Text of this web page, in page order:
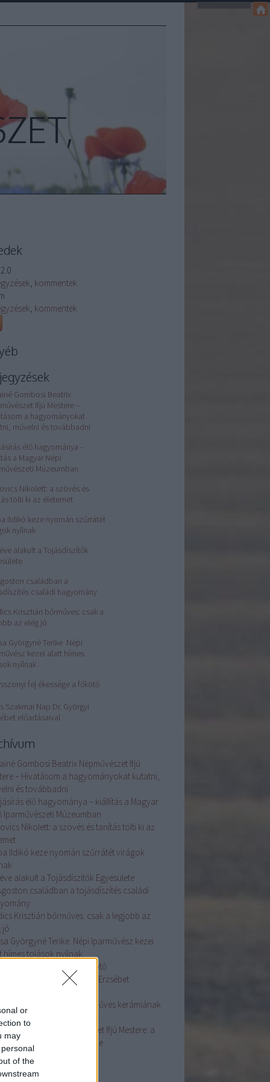
or
to
may
of the
, kommentek
, kommentek
Gombosi Beatrix
Ifjú Mestere –
a hagyományokat
művelni és továbbadni
élő hagyománya –
a Magyar Népi
Múzeumban
Nikolett: a szövés és
tölti ki az életemet
Ildikó keze nyomán szűrrátét
nyílnak
alakult a Tojásdíszítők
családban a
családi hagyomány
Krisztián bőrműves: csak a
az elég jó
Györgyné Terike Népi
kezei alatt hímes
nyílnak
fej ékessége a főkötő
Szakmai Nap Dr. Györgyi
előadásaival
Gombosi Beatrix Népművészet Ifjú
– Hivatásom a hagyományokat kutatni,
és továbbadni
élő hagyománya – kiállítás a Magyar
Iparművészeti Múzeumban
Nikolett: a szövés és tanítás tölti ki az
Ildikó keze nyomán szűrrátét virágok
alakult a Tojásdíszítők Egyesülete
családban a tojásdíszítés családi
Krisztián bőrműves: csak a legjobb az
jó
Györgyné Terike Népi Iparművész kezei
hímes tojások nyílnak
asszonyi fej ékessége a főkötő
Szakmai Nap Dr. Györgyi Erzsébet
Mária fazekas: A kézműves kerámiának
van
Zsuzsanna Népművészet Ifjú Mestere: a
az életünk fontos része
...